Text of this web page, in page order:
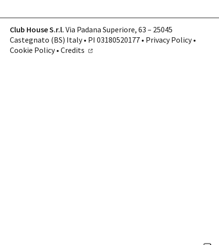
Azienda
Contatti
SHOP ONLINE CHIAMA
Club House S.r.l. Via Padana Superiore, 63 – 25045
Castegnato (BS) Italy • PI 03180520177 • Privacy Policy•
Cookie Policy• Credits